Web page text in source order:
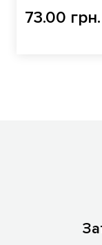
73.00 грн.